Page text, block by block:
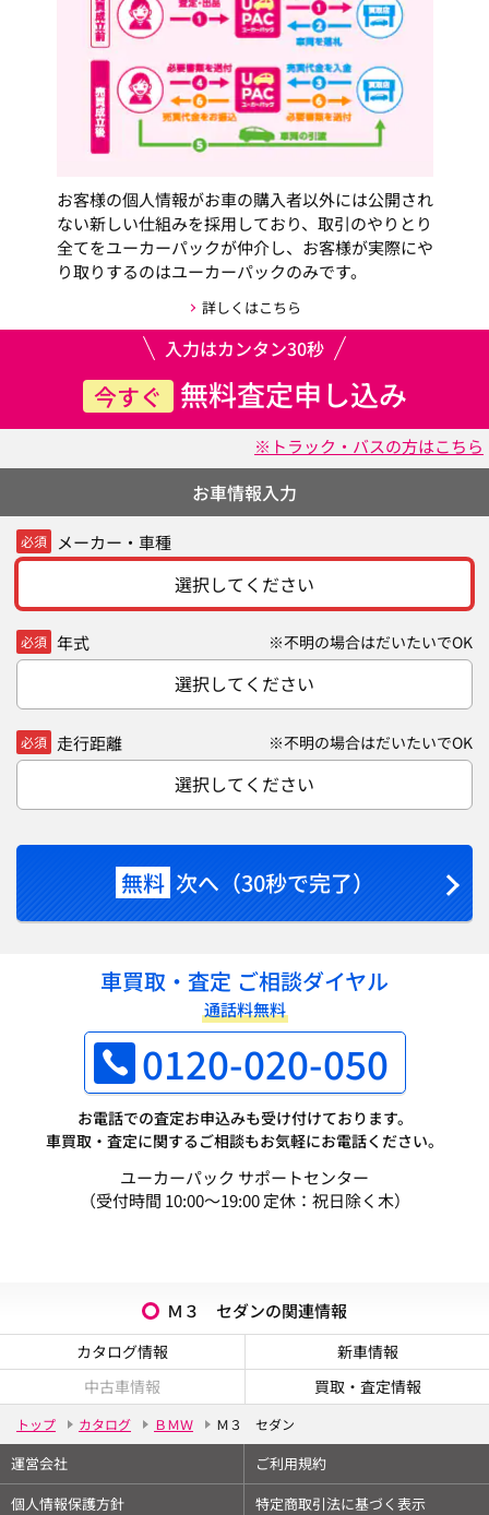
お客様の個人情報がお車の購入者以外には公開され
ない新しい仕組みを採用しており、取引のやりとり
全てをユーカーパックが仲介し、お客様が実際にや
り取りするのはユーカーパックのみです。
詳しくはこちら
入力はカンタン30秒
今すぐ 無料査定申し込み
※トラック・バスの方はこちら
お車情報入力
必須 メーカー・車種
選択してください
必須 年式 ※不明の場合はだいたいでOK
選択してください
必須 走行距離 ※不明の場合はだいたいでOK
選択してください
無料 次へ（30秒で完了）
車買取・査定 ご相談ダイヤル
通話料無料
0120-020-050
お電話での査定お申込みも受け付けております。
車買取・査定に関するご相談もお気軽にお電話ください。
ユーカーパック サポートセンター
（受付時間 10:00～19:00 定休：祝日除く木）
Ｍ３ セダンの関連情報
カタログ情報
新車情報
中古車情報
買取・査定情報
トップ カタログ ＢＭＷ Ｍ３ セダン
運営会社
ご利用規約
個人情報保護方針
特定商取引法に基づく表示